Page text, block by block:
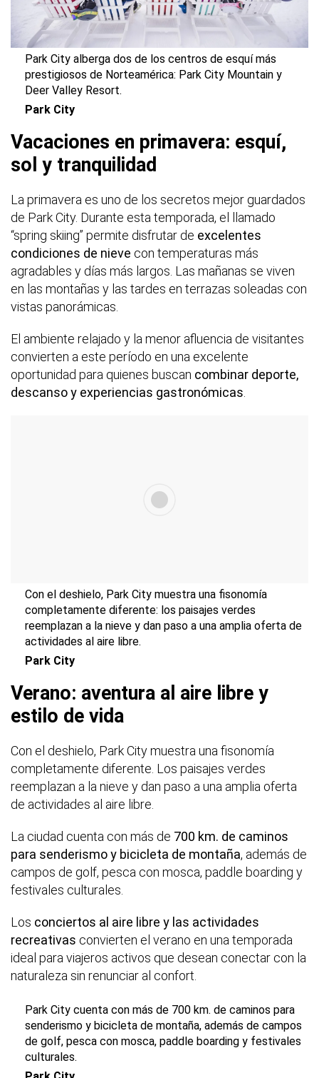
Park City alberga dos de los centros de esquí más
prestigiosos de Norteamérica: Park City Mountain y
Deer Valley Resort.
Park City
Vacaciones en primavera: esquí,
sol y tranquilidad
La primavera es uno de los secretos mejor guardados
de Park City. Durante esta temporada, el llamado
“spring skiing” permite disfrutar de excelentes
condiciones de nieve con temperaturas más
agradables y días más largos. Las mañanas se viven
en las montañas y las tardes en terrazas soleadas con
vistas panorámicas.
El ambiente relajado y la menor afluencia de visitantes
convierten a este período en una excelente
oportunidad para quienes buscan combinar deporte,
descanso y experiencias gastronómicas.
Con el deshielo, Park City muestra una fisonomía
completamente diferente: los paisajes verdes
reemplazan a la nieve y dan paso a una amplia oferta de
actividades al aire libre.
Park City
Verano: aventura al aire libre y
estilo de vida
Con el deshielo, Park City muestra una fisonomía
completamente diferente. Los paisajes verdes
reemplazan a la nieve y dan paso a una amplia oferta
de actividades al aire libre.
La ciudad cuenta con más de 700 km. de caminos
para senderismo y bicicleta de montaña, además de
campos de golf, pesca con mosca, paddle boarding y
festivales culturales.
Los conciertos al aire libre y las actividades
recreativas convierten el verano en una temporada
ideal para viajeros activos que desean conectar con la
naturaleza sin renunciar al confort.
Park City cuenta con más de 700 km. de caminos para
senderismo y bicicleta de montaña, además de campos
de golf, pesca con mosca, paddle boarding y festivales
culturales.